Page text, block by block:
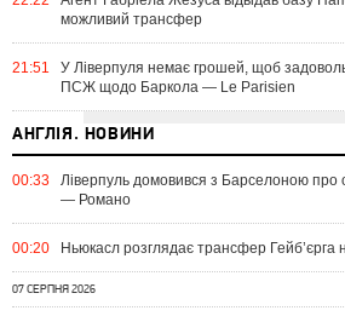
можливий трансфер
21:51
У Ліверпуля немає грошей, щоб
ПСЖ щодо Баркола — Le Parisien
АНГЛІЯ. НОВИНИ
00:33
Ліверпуль домовився з Барселоною
— Романо
00:20 Ньюкасл розглядає трансфер Гейб’єрга
07 СЕРПНЯ 2026